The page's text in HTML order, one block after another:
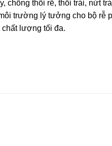
chống thối rễ, thối trái, nứt
trường lý tưởng cho bộ rễ
lượng tối đa.